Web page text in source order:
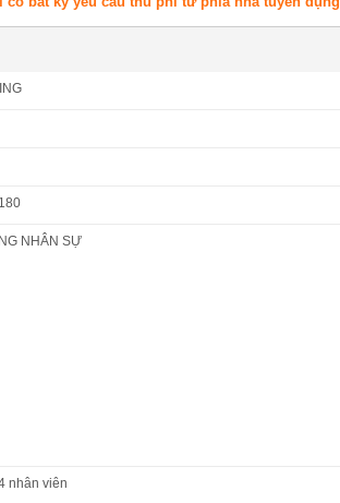
NHÂN SỰ
nhân viên